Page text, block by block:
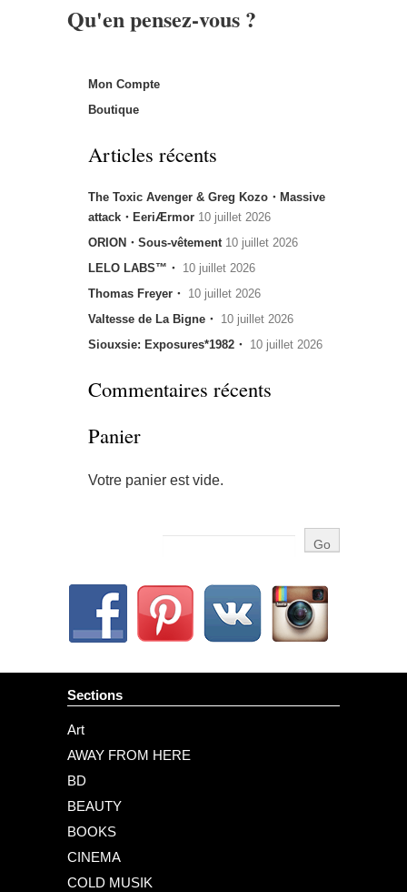
Qu'en pensez-vous ?
Mon Compte
Boutique
Articles récents
The Toxic Avenger & Greg Kozo・Massive
attack・EeriÆrmor 10 juillet 2026
ORION・Sous-vêtement 10 juillet 2026
LELO LABS™・ 10 juillet 2026
Thomas Freyer・ 10 juillet 2026
Valtesse de La Bigne・ 10 juillet 2026
Siouxsie: Exposures*1982・ 10 juillet 2026
Commentaires récents
Panier
Votre panier est vide.
Sections
Art
AWAY FROM HERE
BD
BEAUTY
BOOKS
CINEMA
COLD MUSIK